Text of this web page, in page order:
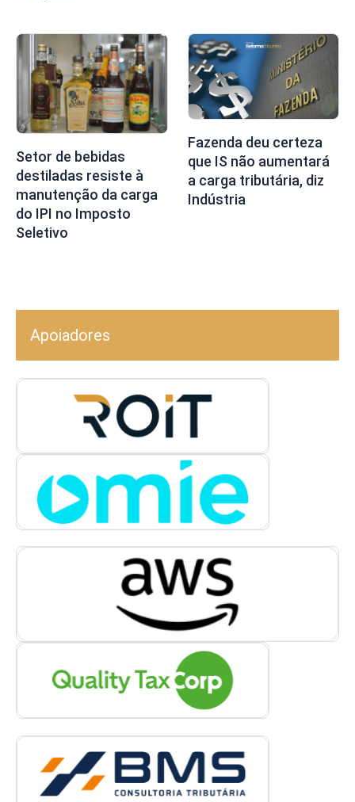
Setor de bebidas
destiladas resiste à
manutenção da carga
do IPI no Imposto
Seletivo
Fazenda deu certeza
que IS não aumentará
a carga tributária, diz
Indústria
Apoiadores